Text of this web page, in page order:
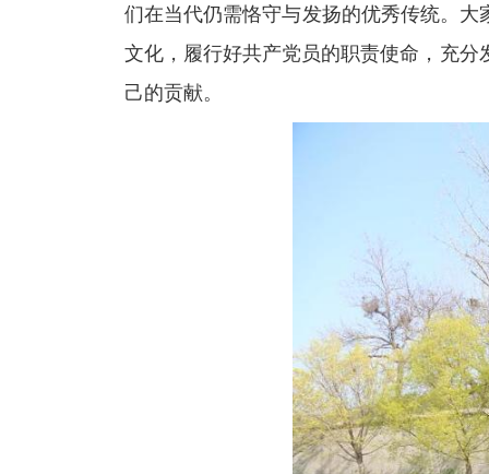
们在当代仍需恪守与发扬的优秀传统。
文化，履行好共产党员的职责使命，充
己的贡献。